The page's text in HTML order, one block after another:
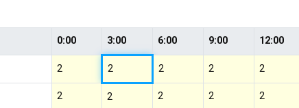
0:00 3:00 6:00 9:00 12:00
2 2 2 2 2
2 2 2 2 2